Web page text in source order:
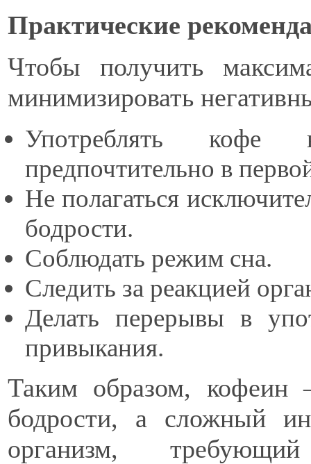
Практические
Чтобы получить
минимизировать
Употреблять кофе
предпочтительно в
Не полагаться
бодрости.
Соблюдать режим сна.
Следить за реакцией
Делать перерывы в
привыкания.
Таким образом,
бодрости, а сложный
организм,